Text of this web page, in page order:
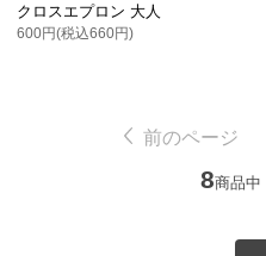
クロスエプロン 大人
600円(税込660円)
前のページ
8商品中